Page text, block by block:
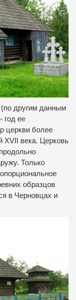
(по другим данным
год ее
церкви более
XVII века. Церковь
Только
образцов
в Черновцах и